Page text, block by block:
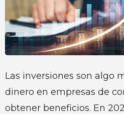
Las inversiones son algo
dinero en empresas de
obtener beneficios. En